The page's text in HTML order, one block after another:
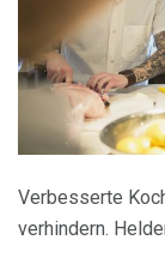
Verbesserte
verhindern.